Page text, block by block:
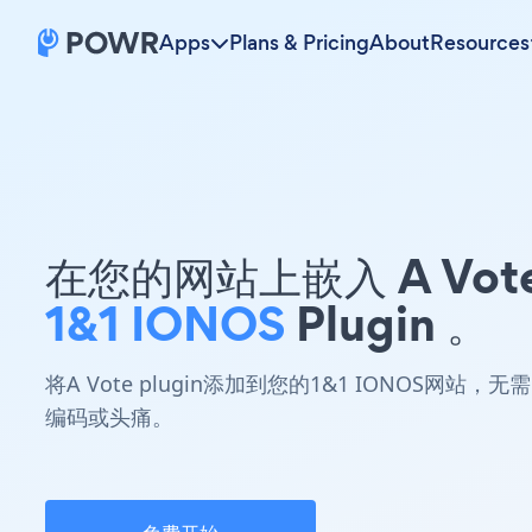
Apps Plans & PricingAboutResources
在您的网站上嵌入 A
1&1 IONOS Plugin 。
将A Vote plugin添加到您的1&1 IONOS网站，无需
编码或头痛。